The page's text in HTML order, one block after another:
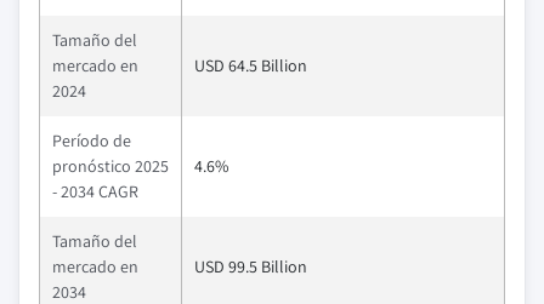
Tamaño del
mercado en
2024
USD 64.5 Billion
Período de
pronóstico 2025
- 2034 CAGR
4.6%
Tamaño del
mercado en
2034
USD 99.5 Billion